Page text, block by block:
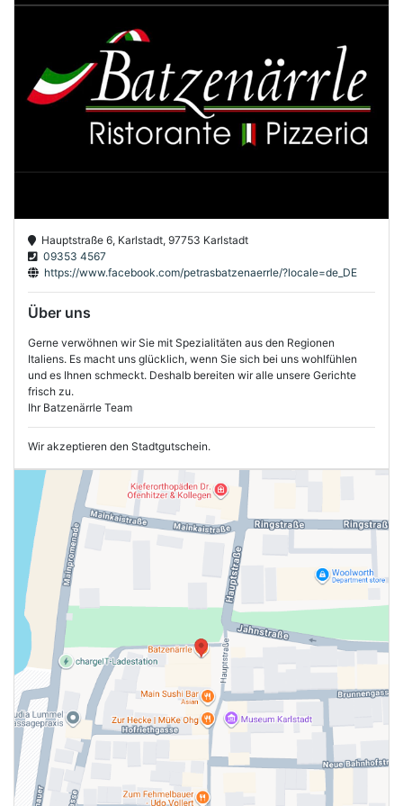
Hauptstraße 6, Karlstadt, 97753 Karlstadt
09353 4567
https://www.facebook.com/petrasbatzenaerrle/?locale=de_DE
Über uns
Gerne verwöhnen wir Sie mit Spezialitäten aus den Regionen
Italiens. Es macht uns glücklich, wenn Sie sich bei uns wohlfühlen
und es Ihnen schmeckt. Deshalb bereiten wir alle unsere Gerichte
frisch zu.
Ihr Batzenärrle Team
Wir akzeptieren den Stadtgutschein.